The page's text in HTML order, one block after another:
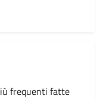
frequenti fatte